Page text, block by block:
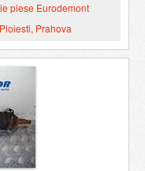
piese Eurodemont
Prahova